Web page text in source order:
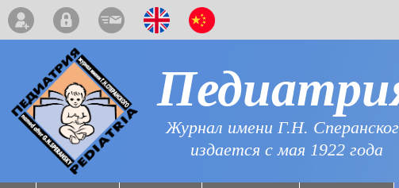
Журнал имени Г.Н.
издается с мая 1922 года